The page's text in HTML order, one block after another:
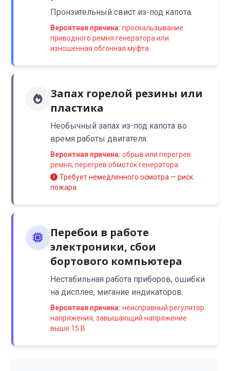
Пронзительный свист из-под капота.
Вероятная причина: проскальзывание
приводного ремня генератора или
изношенная обгонная муфта
Запах горелой резины или
пластика
Необычный запах из-под капота во
время работы двигателя.
Вероятная причина: обрыв или перегрев
ремня, перегрев обмоток генератора
Требует немедленного осмотра — риск
пожара
Перебои в работе
электроники, сбои
бортового компьютера
Нестабильная работа приборов, ошибки
на дисплее, мигание индикаторов.
Вероятная причина: неисправный регулятор
напряжения, завышающий напряжение
выше 15 В